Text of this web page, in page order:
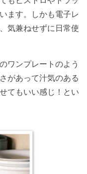
ます。しかも電子レ
気兼ねせずに日常使
ワンプレートのよう
があって汁気のある
てもいい感じ！とい